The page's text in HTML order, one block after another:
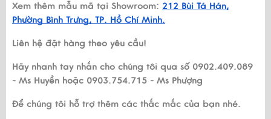
Xem thêm mẫu mã tại Showroom: 212 Bùi Tá Hán,
Phường Bình Trưng, TP. Hồ Chí Minh.
Liên hệ đặt hàng theo yêu cầu!
Hãy nhanh tay nhắn cho chúng tôi qua số 0902.409.089
- Ms Huyền hoặc 0903.754.715 - Ms Phượng
Để chúng tôi hỗ trợ thêm các thắc mắc của bạn nhé.